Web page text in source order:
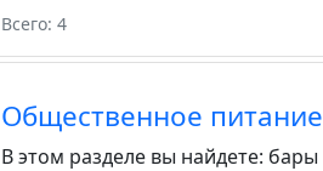
Всего: 4
Общественное питание
В этом разделе вы найдете: бары